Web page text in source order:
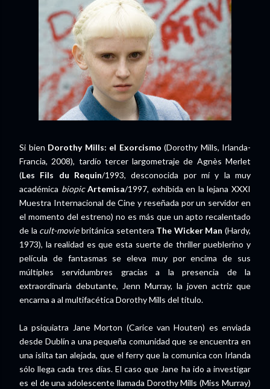
Si bien Dorothy Mills: el Exorcismo (Dorothy Mills, Irlanda-
Francia, 2008), tardío tercer largometraje de Agnès Merlet
(Les Fils du Requin/1993, desconocida por mí y la muy
académica biopic Artemisa/1997, exhibida en la lejana XXXI
Muestra Internacional de Cine y reseñada por un servidor en
el momento del estreno) no es más que un apto recalentado
de la cult-moviebritánica setentera The Wicker Man (Hardy,
1973), la realidad es que esta suerte de thriller pueblerino y
película de fantasmas se eleva muy por encima de sus
múltiples servidumbres gracias a la presencia de la
extraordinaria debutante, Jenn Murray, la joven actriz que
encarna a al multifacética Dorothy Mills del título.
La psiquiatra Jane Morton (Carice van Houten) es enviada
desde Dublín a una pequeña comunidad que se encuentra en
una islita tan alejada, que el ferry que la comunica con Irlanda
sólo llega cada tres días. El caso que Jane ha ido a investigar
es el de una adolescente llamada Dorothy Mills (Miss Murray)